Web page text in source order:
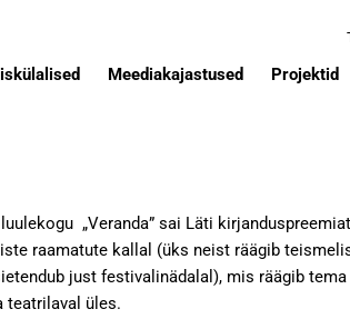
Meediakajastused Projektid
„Veranda” sai Läti
raamatute kallal (üks neist räägib
just festivalinädalal), mis räägib
teatrilaval üles.